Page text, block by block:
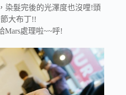
染髮完後的光澤度也沒哩!頭
節大布丁!!
Mars處理啦~~呼!